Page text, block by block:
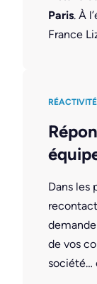
Paris. À
France
RÉACTIVITÉ
Dans les
de vos
société…